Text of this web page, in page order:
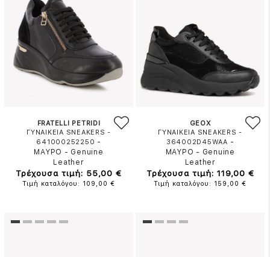
FRATELLI PETRIDI
ΓΥΝΑΙΚΕΙΑ SNEAKERS -
641000252250 -
ΜΑΥΡΟ - Genuine
Leather
Τρέχουσα τιμή: 55,00 €
Τιμή καταλόγου: 109,00 €
GEOX
ΓΥΝΑΙΚΕΙΑ SNEAKERS -
364002D45WAA -
ΜΑΥΡΟ - Genuine
Leather
Τρέχουσα τιμή: 119,00 €
Τιμή καταλόγου: 159,00 €